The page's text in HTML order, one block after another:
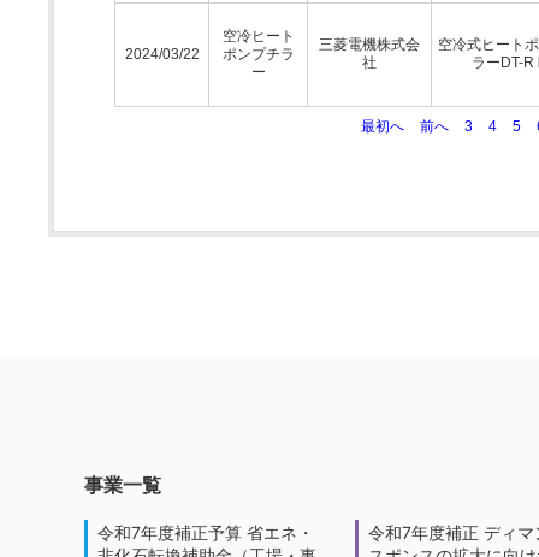
2024/03/22
空冷ヒート
ポンプチラ
ー
三菱電機株式会
社
空冷式ヒート
ラーDT-
最初へ 前へ 3 4 5
事業一覧
令和7年度補正予算 省エネ・ 令和7年度補正 ディマ